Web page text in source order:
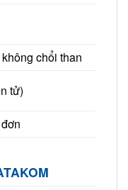
chổi than
tử)